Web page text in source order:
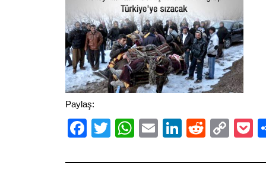
Paylaş:
Facebook
TwitterWhatsApp
EmailLinkedIn
Reddit